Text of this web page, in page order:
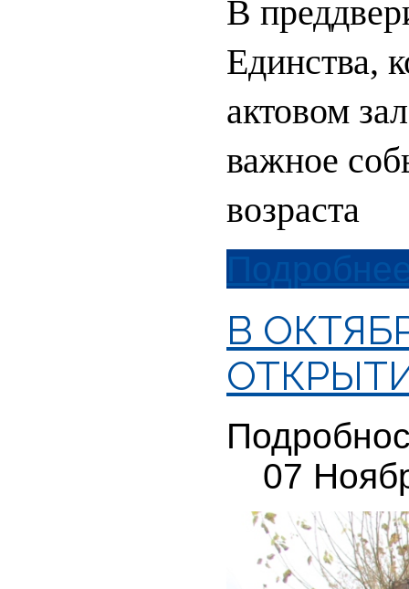
В
Единства,
актовом
важное
возраста
В
07